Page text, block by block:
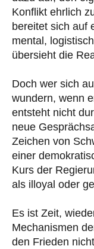
Konflikt ehrlich
bereitet sich auf
mental,
übersieht die
Doch wer sich
wundern, wenn
entsteht nicht
neue
Zeichen von
einer
Kurs der
als illoyal oder
Es ist Zeit,
Mechanismen
den Frieden